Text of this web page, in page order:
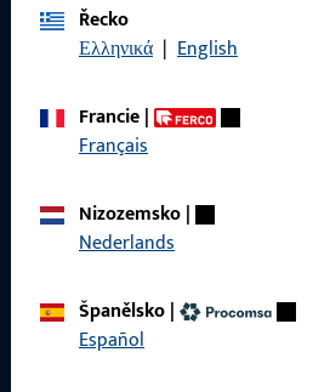
Řecko
Ελληνικά | English
Francie|
Français
Nizozemsko|
Nederlands
Španělsko|
Español
Rychlý přístup
Produkty
Katalog produktů